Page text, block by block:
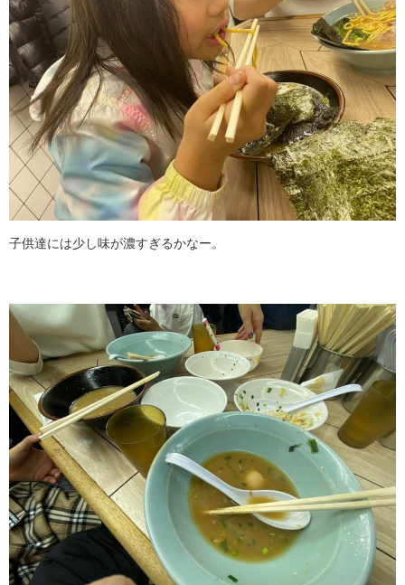
子供達には少し味が濃すぎるかなー。